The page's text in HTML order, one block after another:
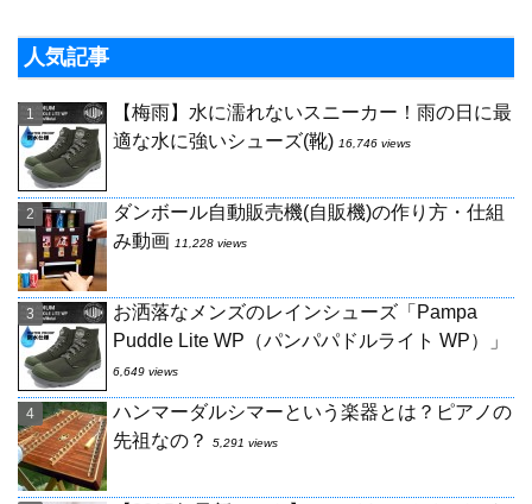
人気記事
【梅雨】水に濡れないスニーカー！雨の日に最
適な水に強いシューズ(靴) 16,746 views
ダンボール自動販売機(自販機)の作り方・仕組
み動画 11,228 views
お洒落なメンズのレインシューズ「Pampa
Puddle Lite WP（パンパパドルライト WP）」
6,649 views
ハンマーダルシマーという楽器とは？ピアノの
先祖なの？
5,291 views